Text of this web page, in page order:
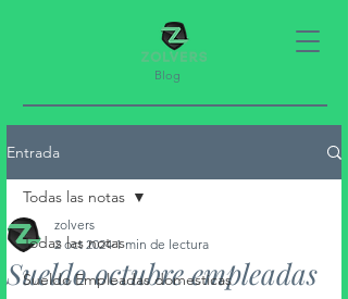
Blog
Entrada
Todas las notas
Sueldo Empleadas domesticas
Todas las notas
Sueldo octubre empleadas
zolvers
2 oct 2024 1 min de lectura